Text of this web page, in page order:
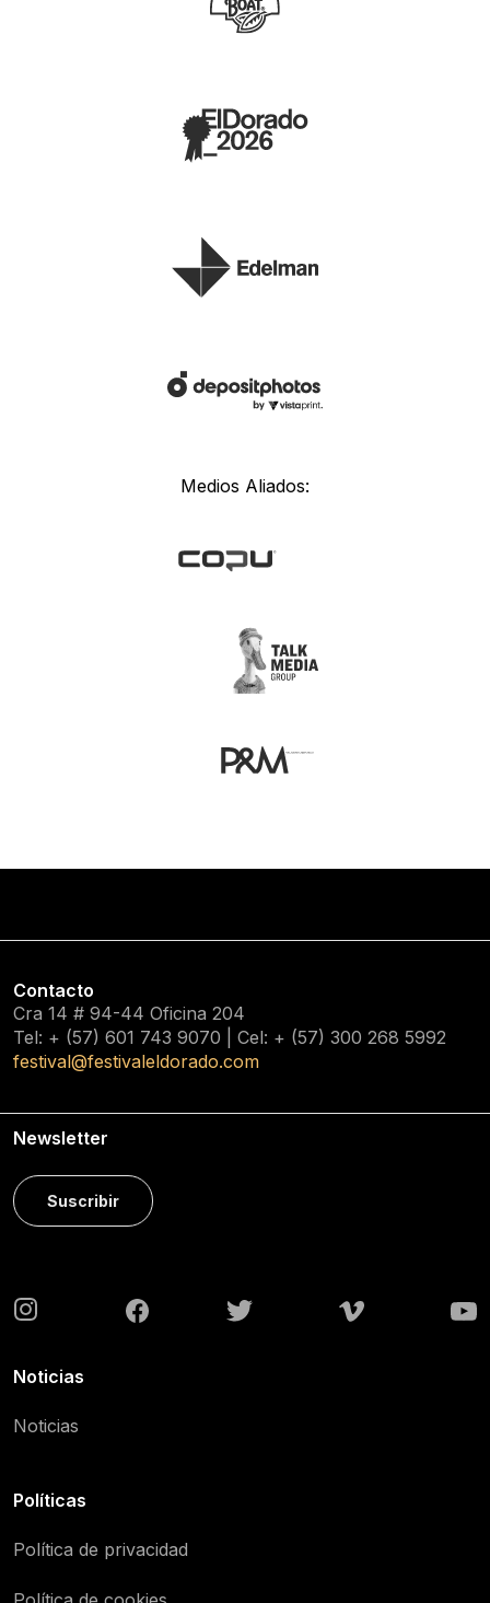
Medios Aliados:
Contacto
Cra 14 # 94-44 Oficina 204
Tel: + (57) 601 743 9070 | Cel: + (57) 300 268 5992
festival@festivaleldorado.com
Newsletter
Suscribir
Noticias
Noticias
Políticas
Política de privacidad